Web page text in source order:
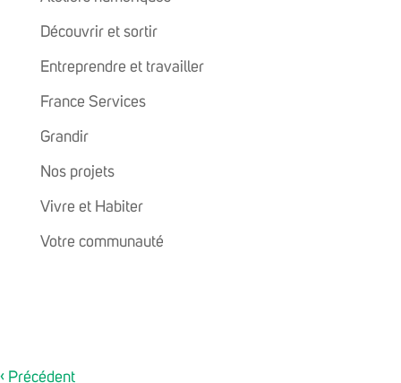
Découvrir et sortir
Entreprendre et travailler
France Services
Grandir
Nos projets
Vivre et Habiter
Votre communauté
‹ Précédent